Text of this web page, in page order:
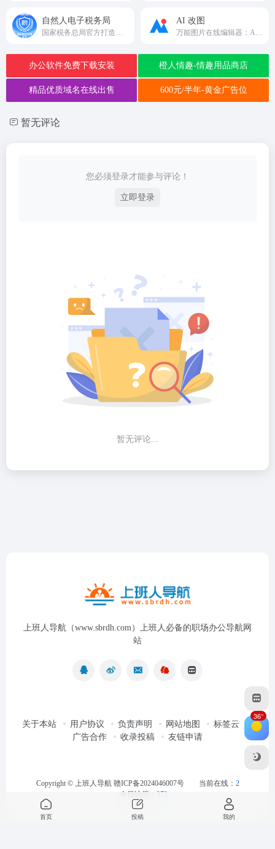
自然人电子税务局 AI 改图
办公软件免费下载安装 橙人情趣-情趣用品商店
精品优质域名在线出售 600元/半年-黄金广告位
暂无评论
您必须登录才能参与评论！
立即登录
暂无评论...
上班人导航（www.sbrdh.com）上班人必备的职场办公导航网
站
关于本站 用户协议 负责声明 网站地图
标签云
广告合作
收录投稿 友链申请
Copyright © 上班人导航 赣ICP备2024046007号 当前在线： 2
今日访问： 373
36°
首页 投稿 我的